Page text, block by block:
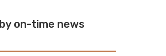
by on-time news